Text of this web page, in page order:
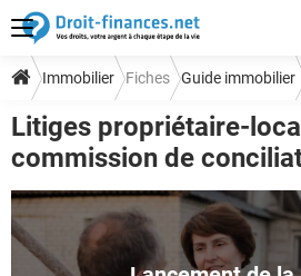
Immobilier Fiches Guide immobilier
Litiges propriétaire-
commission de